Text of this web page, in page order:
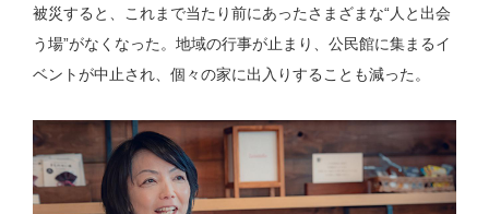
被災すると、これまで当たり前にあったさまざまな“人と出会
う場”がなくなった。地域の行事が止まり、公民館に集まるイ
ベントが中止され、個々の家に出入りすることも減った。